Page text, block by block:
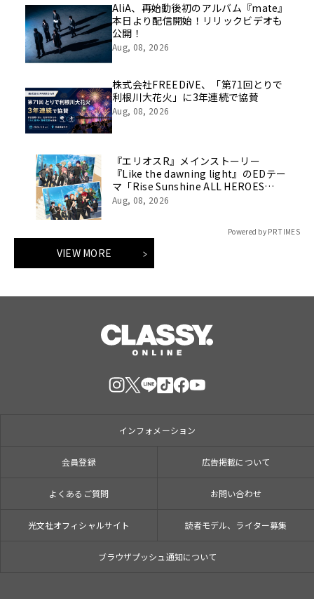
AliA、再始動後初のアルバム『mate』
本日より配信開始！リリックビデオも
公開！
Aug, 08, 2026
株式会社FREEDiVE、「第71回とりで
利根川大花火」に3年連続で協賛
Aug, 08, 2026
『エリオスR』メインストーリー
『Like the dawning light』のEDテー
マ「Rise Sunshine ALL HEROES
Ver.」がフルサイズ配信決定！
Aug, 08, 2026
Powered by PR TIMES
VIEW MORE
インフォメーション
会員登録 広告掲載について
よくあるご質問 お問い合わせ
光文社オフィシャルサイト 読者モデル、ライター募集
ブラウザプッシュ通知について